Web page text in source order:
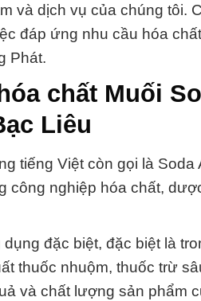
và dịch vụ của chúng tôi.
đáp ứng nhu cầu hóa
Phát.
chất Muối
Liêu
tiếng Việt còn gọi là Soda
công nghiệp hóa chất,
đặc biệt, đặc biệt là
thuốc nhuộm, thuốc trừ
và chất lượng sản phẩm